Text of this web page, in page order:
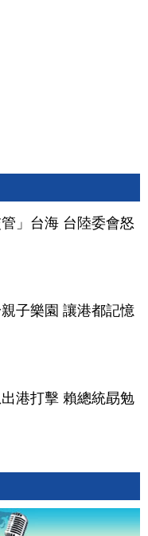
」台海 台陸委會怒
子樂園 讓港都記憶
港打擊 賴總統勗勉